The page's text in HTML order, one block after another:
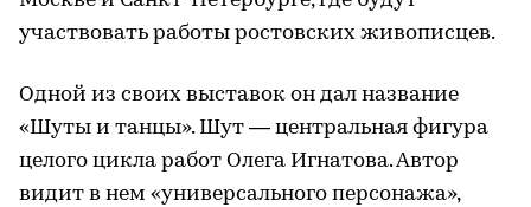
участвовать работы ростовских живописцев.
Одной из своих выставок он дал название
«Шуты и танцы». Шут — центральная фигура
целого цикла работ Олега Игнатова. Автор
видит в нем «универсального персонажа»,